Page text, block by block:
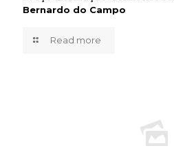
Bernardo do Campo
Read more